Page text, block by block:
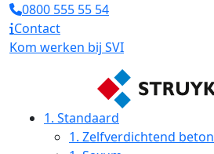
0800 555 55 54
Contact
Kom werken bij SVI
1. Standaard
1. Zelfverdichtend beton